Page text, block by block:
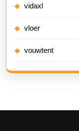
vidaxl
vloer
vouwtent